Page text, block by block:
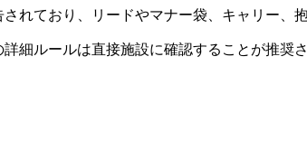
れており、リードやマナー袋、キャリー、
細ルールは直接施設に確認することが推奨さ